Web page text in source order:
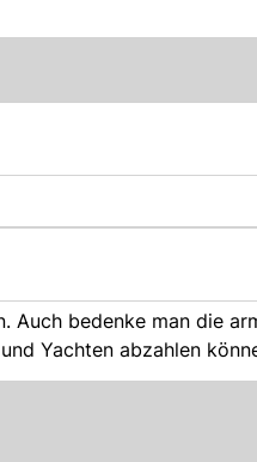
Auch bedenke man die
Yachten abzahlen